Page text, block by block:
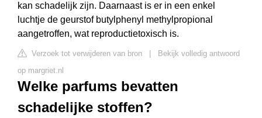
kan schadelijk zijn. Daarnaast is er in een enkel
luchtje de geurstof butylphenyl methylpropional
aangetroffen, wat reproductietoxisch is.
Verzoek tot verwijderen van bron
Bekijk volledig antwoord
op margriet.nl
Welke parfums bevatten
schadelijke stoffen?